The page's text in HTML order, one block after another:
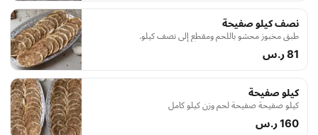
نصف كيلو صفيحة
طبق مخبوز محشو باللحم ومقطع إلى نصف كيلو.
81 ر.س
كيلو صفيحة
كيلو صفيحة صفيحة لحم وزن كيلو كامل
160 ر.س